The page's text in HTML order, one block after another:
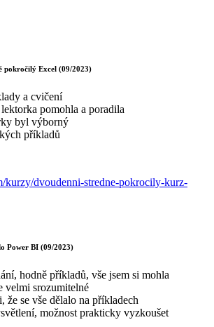
pokročilý Excel (09/2023)
a cvičení
pomohla a poradila
byl výborný
příkladů
kurzy/dvoudenni-stredne-pokrocily-kurz-
Power BI (09/2023)
hodně příkladů, vše jsem si mohla
velmi srozumitelné
že se vše dělalo na příkladech
možnost prakticky vyzkoušet